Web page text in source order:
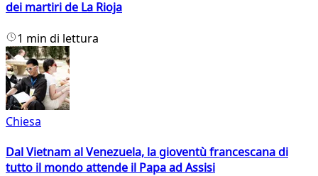
dei martiri de La Rioja
1 min di lettura
Chiesa
Dal Vietnam al Venezuela, la gioventù francescana di
tutto il mondo attende il Papa ad Assisi